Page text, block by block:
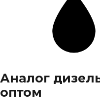
Аналог
оптом